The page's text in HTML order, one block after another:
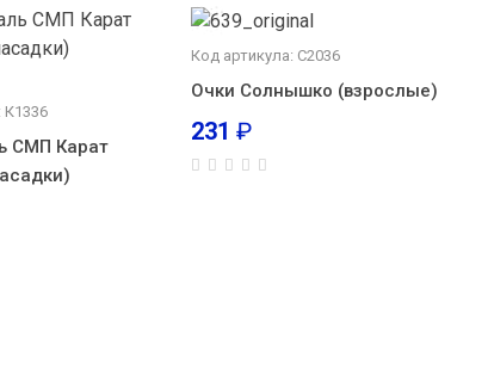
К1336
СМП Карат
Код артикула: С2036
Очки Солнышко (взрослые)
231 ₽